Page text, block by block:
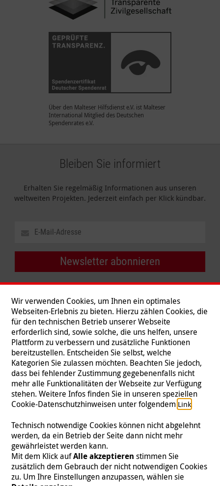
Über den Malteser Hilfsdienst e.V. ist Malteser
International Mitglied des Deutschen
Spendenrates e.V.
Bleiben Sie informiert
Erhalten Sie regelmäßig Informationen aus unseren
weltweiten Projekten. Jederzeit einfach per Klick kündbar.
Newsletter abonnieren
Folgen Sie uns
Impressum | Datenschutz | Kontakt | Presse
© 2026 Malteser International
Wir verwenden Cookies, um Ihnen ein optimales
Webseiten-Erlebnis zu bieten. Hierzu zählen Cookies, die
für den technischen Betrieb unserer Webseite
erforderlich sind, sowie solche, die uns helfen, unsere
Plattform zu verbessern und zusätzliche Funktionen
bereitzustellen. Entscheiden Sie selbst, welche
Kategorien Sie zulassen möchten. Beachten Sie jedoch,
dass bei fehlender Zustimmung gegebenenfalls nicht
mehr alle Funktionalitäten der Webseite zur Verfügung
stehen. Weitere Infos finden Sie in unseren speziellen
Cookie-Datenschutzhinweisen unter folgendem Link.
Technisch notwendige Cookies können nicht abgelehnt
werden, da ein Betrieb der Seite dann nicht mehr
gewährleistet werden kann.
Mit dem Klick aufAlle akzeptieren stimmen Sie
zusätzlich dem Gebrauch der nicht notwendigen Cookies
zu. Um Ihre Einstellungen anzupassen, wählen sie